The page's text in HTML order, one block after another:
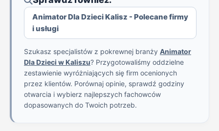
Animator Dla Dzieci Kalisz - Polecane firmy
i usługi
Szukasz specjalistów z pokrewnej branży Animator
Dla Dzieci w Kaliszu? Przygotowaliśmy oddzielne
zestawienie wyróżniających się firm ocenionych
przez klientów. Porównaj opinie, sprawdź godziny
otwarcia i wybierz najlepszych fachowców
dopasowanych do Twoich potrzeb.